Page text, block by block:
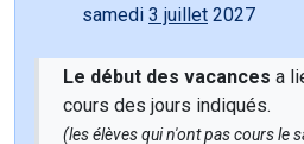
samedi 3 juillet 2027
Le début des vacances a
cours des jours indiqués.
(les élèves qui n'ont pas cours le